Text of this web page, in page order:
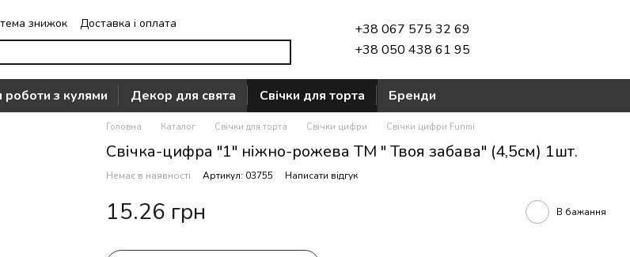
знижок
Доставка і оплата
питання Відгуки про магазин
+38 067 575 32 69
+38 050 438 61 95
роботи з кулями Декор для свята Свічки для торта Бренди
Головна Каталог Свічки для торта Свічки цифри Свічки цифри Funmi
Свічка-цифра "1" ніжно-рожева ТМ " Твоя забава" (4,5см) 1шт.
Немає в наявності Артикул: 03755 Написати відгук
15.26 грн В бажання